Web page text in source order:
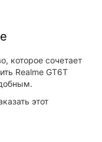
которое сочетает
Realme GT6T
этот